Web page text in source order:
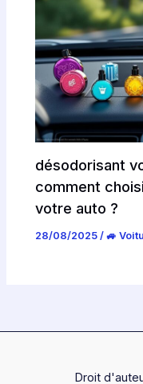
désodorisant
comment
votre auto ?
28/08/2025/🚙
Droit